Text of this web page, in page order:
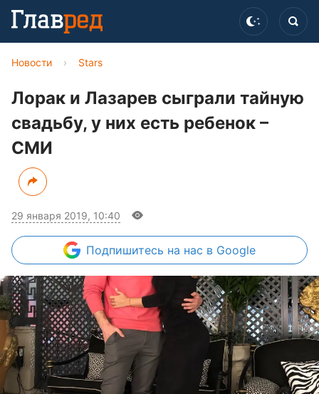
Новости › Stars
Лорак и Лазарев сыграли тайную
свадьбу, у них есть ребенок –
СМИ
29 января 2019, 10:40
Подпишитесь на нас в Google